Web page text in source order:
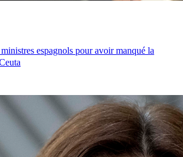
espagnols pour avoir manqué la